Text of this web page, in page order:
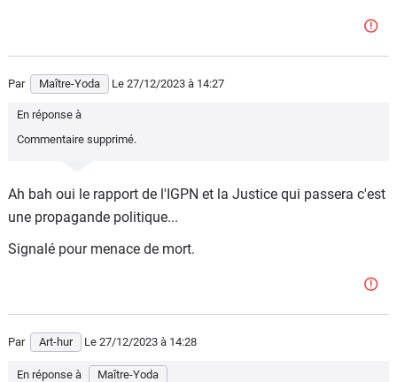
Par Maître-Yoda Le 27/12/2023 à 14:27
En réponse à
Commentaire supprimé.
Ah bah oui le rapport de l'IGPN et la Justice qui passera c'est
une propagande politique...
Signalé pour menace de mort.
Par Art-hur Le 27/12/2023 à 14:28
En réponse à Maître-Yoda